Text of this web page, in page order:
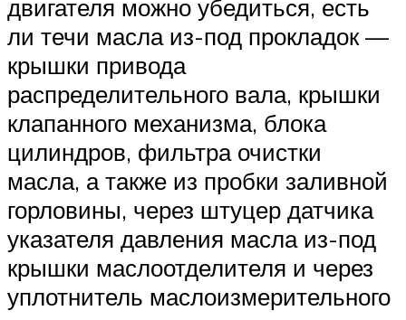
двигателя можно убедиться, есть
ли течи масла из-под прокладок —
крышки привода
распределительного вала, крышки
клапанного механизма, блока
цилиндров, фильтра очистки
масла, а также из пробки заливной
горловины, через штуцер датчика
указателя давления масла из-под
крышки маслоотделителя и через
уплотнитель маслоизмерительного